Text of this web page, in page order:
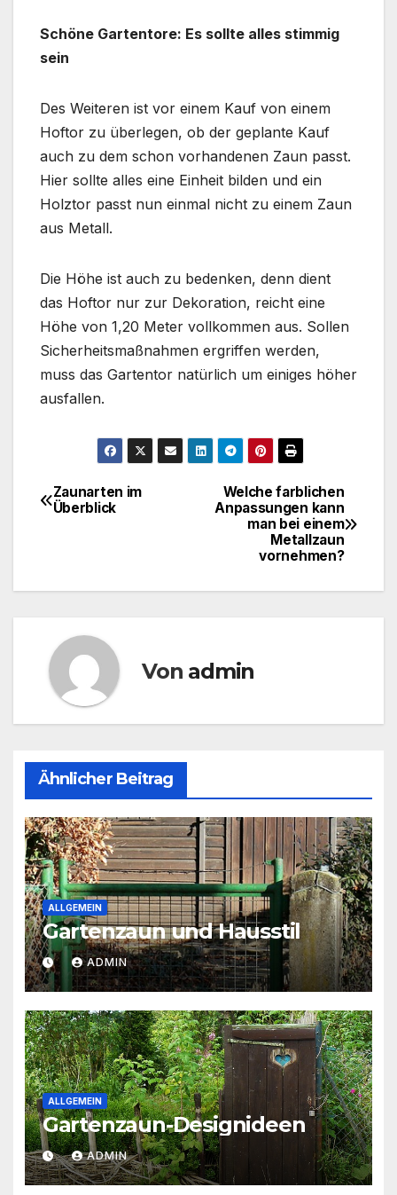
Schöne Gartentore: Es sollte alles stimmig
sein
Des Weiteren ist vor einem Kauf von einem
Hoftor zu überlegen, ob der geplante Kauf
auch zu dem schon vorhandenen Zaun passt.
Hier sollte alles eine Einheit bilden und ein
Holztor passt nun einmal nicht zu einem Zaun
aus Metall.
Die Höhe ist auch zu bedenken, denn dient
das Hoftor nur zur Dekoration, reicht eine
Höhe von 1,20 Meter vollkommen aus. Sollen
Sicherheitsmaßnahmen ergriffen werden,
muss das Gartentor natürlich um einiges höher
ausfallen.
Beitragsnavigation
Welche farblichen
Anpassungen kann
man bei einem
Metallzaun
vornehmen?
Zaunarten im
Überblick
Von admin
Ähnlicher Beitrag
ALLGEMEIN
Gartenzaun und Hausstil
ADMIN
ALLGEMEIN
Gartenzaun-Designideen
ADMIN